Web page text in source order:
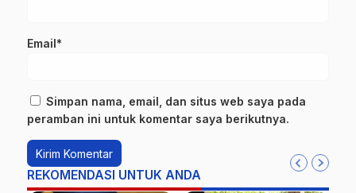
Email*
Simpan nama, email, dan situs web saya pada
peramban ini untuk komentar saya berikutnya.
REKOMENDASI UNTUK ANDA